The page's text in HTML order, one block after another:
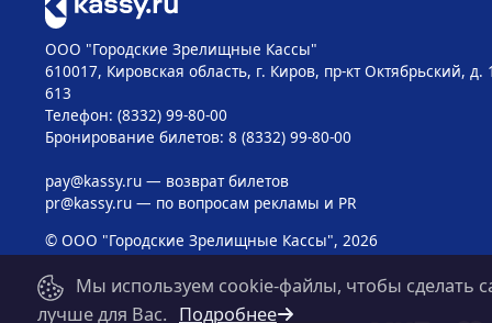
ООО "Городские Зрелищные Кассы"
610017, Кировская область, г. Киров, пр-кт Октябрьский, д.
613
Телефон: (8332) 99-80-00
Бронирование билетов: 8 (8332) 99-80-00
pay@kassy.ru— возврат билетов
pr@kassy.ru— по вопросам рекламы и PR
© ООО "Городские Зрелищные Кассы", 2026
Мы используем cookie-файлы, чтобы сделать
лучше для Вас. Подробнее